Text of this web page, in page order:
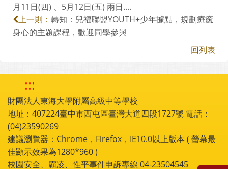
月11日(四) 、5月12日(五) 兩日....
上一則： 轉知：兒福聯盟YOUTH+少年據點，規劃療癒
身心的主題課程，歡迎同學參與
回列表
:::
財團法人東海大學附屬高級中等學校
地址：407224臺中市西屯區臺灣大道四段1727號 電話：
(04)23590269
建議瀏覽器：Chrome，Firefox，IE10.0以上版本 ( 螢幕最
佳顯示效果為1280*960 )
校園安全、霸凌、性平事件申訴專線 04-23504545